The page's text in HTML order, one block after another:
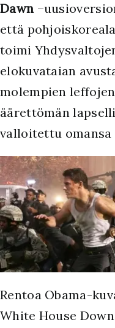
Dawn
että
toimi
elokuvataian
molempien
äärettömän
valloitettu omansa
Rentoa Obama-
White House